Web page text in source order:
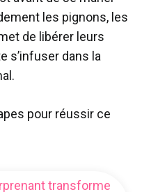
les pignons, les
de libérer leurs
s’infuser dans la
pour réussir ce
transforme